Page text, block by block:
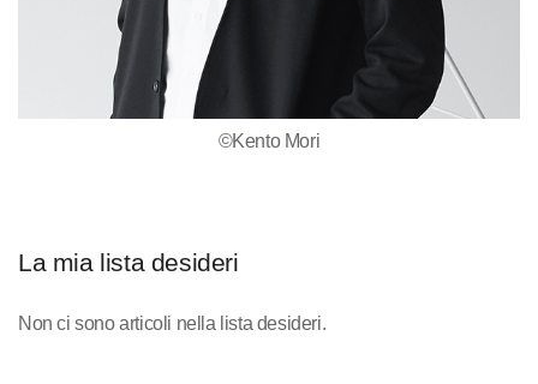
©Kento Mori
La mia lista desideri
Non ci sono articoli nella lista desideri.